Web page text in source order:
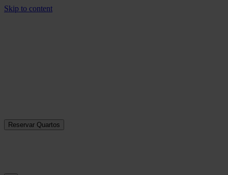
Skip to content
Reservar Quartos